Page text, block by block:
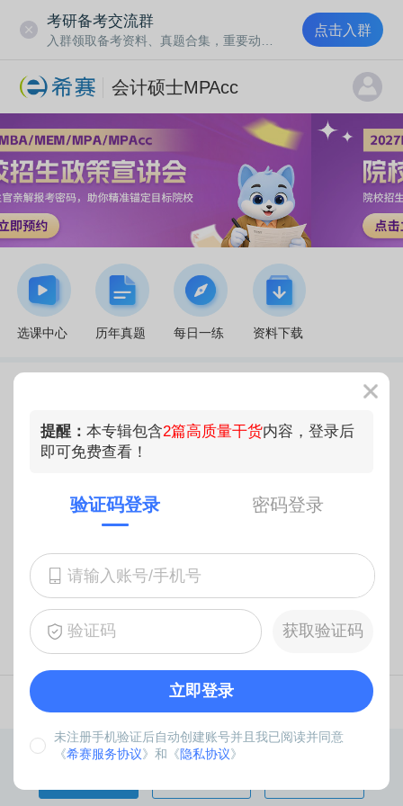
考研备考交流群
点击入群
会计硕士MPAcc
选课中心 历年真题 每日一练 资料下载
湖南地区MPAcc一年价格是多少呢？附各院
中南大学/湖南工商大学/湖南理工学院/湘潭大学4.2W，长沙理工
4.2-9W，湖南农业大学4.2-4.8W，湖南科技大学4.2-5.7W，湖南
2024-07-12 MPAcc 2024MPAcc
2023年全国MPAcc会计专硕研究方向汇总
为了方便考生备考，希赛网为研考生们整理汇总了2023年全国各院
校MPAcc会计专硕的研究方向，希望能对各位有帮助。更多MPAcc
考研资讯，请关注希赛网MPAcc频道。
2023-02-28 会计专硕MPAcc
1 / 1
提醒： 本专辑包含2篇高质量干货内容，登录后
即可免费查看！
验证码登录 密码登录
获取验证码
立即登录
未注册手机验证后自动创建账号并且我已阅读并同意
《希赛服务协议》和《隐私协议》